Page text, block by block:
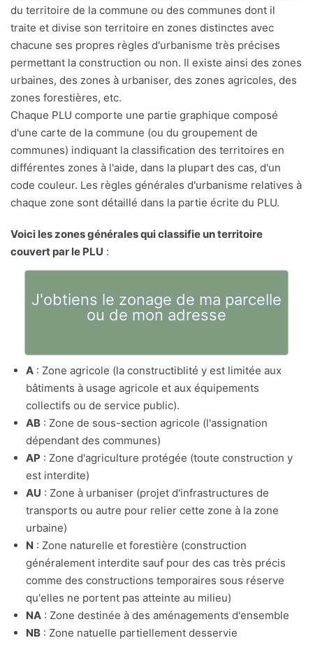
du territoire de la commune ou des communes dont il
traite et divise son territoire en zones distinctes avec
chacune ses propres règles d'urbanisme très précises
permettant la construction ou non. Il existe ainsi des zones
urbaines, des zones à urbaniser, des zones agricoles, des
zones forestières, etc.
Chaque PLU comporte une partie graphique composé
d'une carte de la commune (ou du groupement de
communes) indiquant la classification des territoires en
différentes zones à l'aide, dans la plupart des cas, d'un
code couleur. Les règles générales d'urbanisme relatives à
chaque zone sont détaillé dans la partie écrite du PLU.
Voici les zones générales qui classifie un territoire
couvert par le PLU :
J'obtiens le zonage de ma parcelle
ou de mon adresse
A : Zone agricole (la constructiblité y est limitée aux
bâtiments à usage agricole et aux équipements
collectifs ou de service public).
AB : Zone de sous-section agricole (l'assignation
dépendant des communes)
AP : Zone d'agriculture protégée (toute construction y
est interdite)
AU : Zone à urbaniser (projet d'infrastructures de
transports ou autre pour relier cette zone à la zone
urbaine)
N : Zone naturelle et forestière (construction
généralement interdite sauf pour des cas très précis
comme des constructions temporaires sous réserve
qu'elles ne portent pas atteinte au milieu)
NA : Zone destinée à des aménagements d'ensemble
NB : Zone natuelle partiellement desservie